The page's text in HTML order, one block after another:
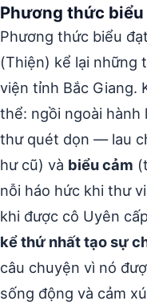
Phương thức
Phương thức biểu
(Thiện) kể lại những
viện tỉnh Bắc Giang.
thể: ngồi ngoài hành
thư quét dọn — lau
hư cũ) và biểu cảm
nỗi háo hức khi thư
khi được cô Uyên
kể thứ nhất tạo sự
câu chuyện vì nó
sống động và cảm